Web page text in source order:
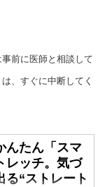
前に医師と相談して
、すぐに中断してく
んたん「スマ
レッチ。気づ
る“ストレート